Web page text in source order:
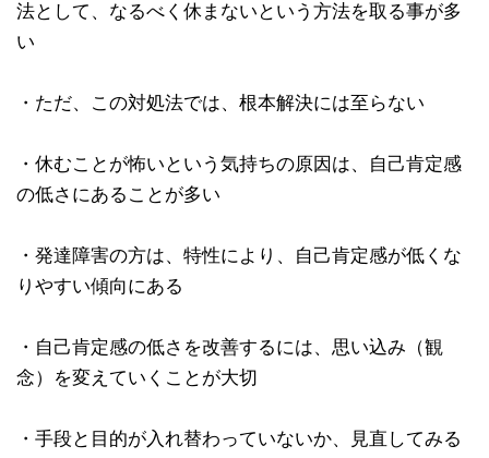
法として、なるべく休まないという方法を取る事が多
い
・ただ、この対処法では、根本解決には至らない
・休むことが怖いという気持ちの原因は、自己肯定感
の低さにあることが多い
・発達障害の方は、特性により、自己肯定感が低くな
りやすい傾向にある
・自己肯定感の低さを改善するには、思い込み（観
念）を変えていくことが大切
・手段と目的が入れ替わっていないか、見直してみる